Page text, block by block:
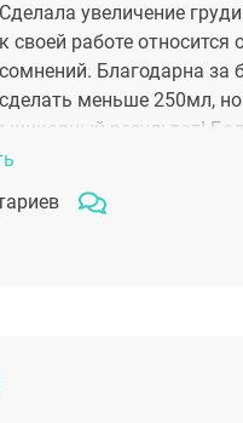
Сделала увеличение
к своей работе относится
сомнений. Благодарна за
сделать меньше 250мл,
шикарный результат!